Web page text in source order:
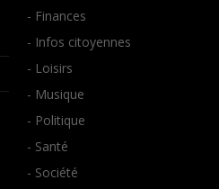
- Finances
- Infos citoyennes
- Loisirs
- Musique
- Politique
- Santé
- Société